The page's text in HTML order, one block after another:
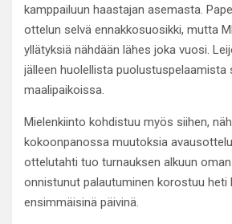
kamppailuun haastajan asemasta.
ottelun selvä ennakkosuosikki, mutta
yllätyksiä nähdään lähes joka vuosi.
jälleen huolellista puolustuspelaamista
maalipaikoissa.
Mielenkiinto kohdistuu myös siihen,
kokoonpanossa muutoksia
ottelutahti tuo turnauksen alkuun
onnistunut palautuminen korostuu heti
ensimmäisinä päivinä.